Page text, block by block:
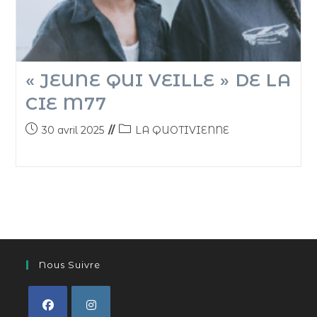
« JEUNE QUI VEILLE » DE LA
CIE M77
30 avril 2025 LA QUOTIVIENNE
Nous Suivre